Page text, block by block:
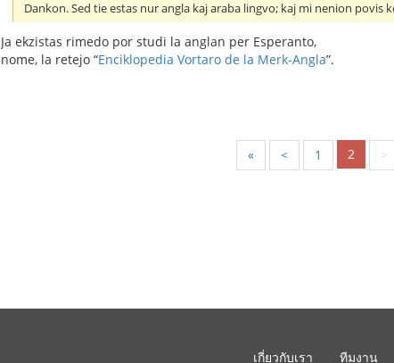
Dankon. Sed tie estas nur angla kaj araba lingvo; kaj mi nenion povis
Ja ekzistas rimedo por studi la anglan per Esperanto,
nome, la retejo “Enciklopedia Vortaro de la Merk-Angla”.
« < 1 2 >
เกี่ยวกับเรา ทีมงาน